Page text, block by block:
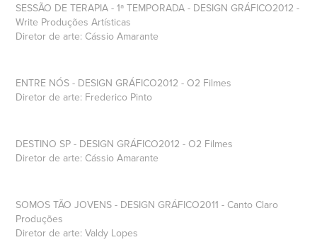
SESSÃO DE TERAPIA - 1ª TEMPORADA - DESIGN GRÁFICO2012 -
Write Produções Artísticas
Diretor de arte: Cássio Amarante
ENTRE NÓS - DESIGN GRÁFICO2012 - O2 Filmes
Diretor de arte: Frederico Pinto
DESTINO SP - DESIGN GRÁFICO2012 - O2 Filmes
Diretor de arte: Cássio Amarante
SOMOS TÃO JOVENS - DESIGN GRÁFICO2011 - Canto Claro
Produções
Diretor de arte: Valdy Lopes